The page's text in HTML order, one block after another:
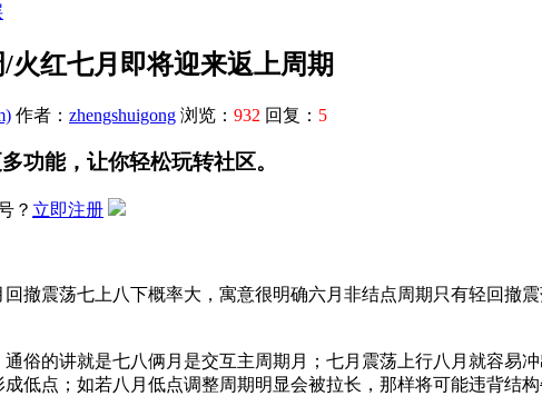
红七月即将迎来返上周期
作者： zhengshuigong 浏览： 932 回复： 5
功能，让你轻松玩转社区。
？ 立即注册
撤震荡七上八下概率大，寓意很明确六月非结点周期只有轻回撤
俗的讲就是七八俩月是交互主周期月；七月震荡上行八月就容易
低点；如若八月低点调整周期明显会被拉长，那样将可能违背结构